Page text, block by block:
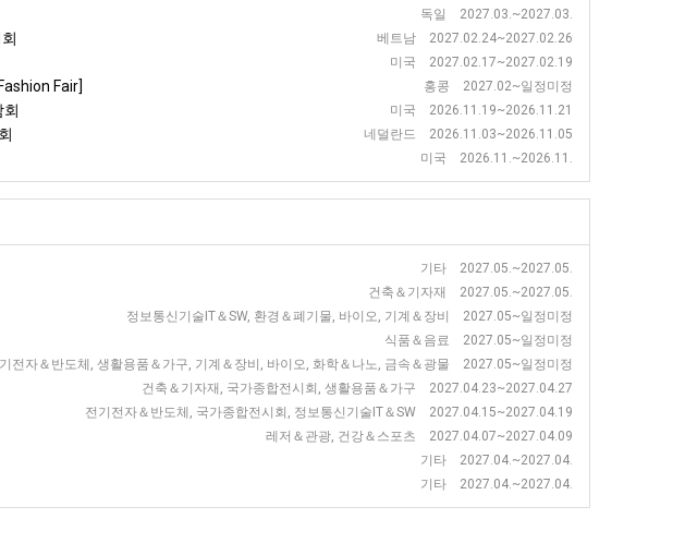
독일 2027.03.~2027.03.
베트남 2027.02.24~2027.02.26
미국 2027.02.17~2027.02.19
홍콩 2027.02~일정미정
Fair]
미국 2026.11.19~2026.11.21
네덜란드 2026.11.03~2026.11.05
미국 2026.11.~2026.11.
기타 2027.05.~2027.05.
건축＆기자재 2027.05.~2027.05.
정보통신기술IT＆SW, 환경＆폐기물, 바이오, 기계＆장비 2027.05~일정미정
식품＆음료 2027.05~일정미정
전자＆반도체, 생활용품＆가구, 기계＆장비, 바이오, 화학＆나노, 금속＆광물 2027.05~일정미정
건축＆기자재, 국가종합전시회, 생활용품＆가구 2027.04.23~2027.04.27
전기전자＆반도체, 국가종합전시회, 정보통신기술IT＆SW 2027.04.15~2027.04.19
레저＆관광, 건강＆스포츠 2027.04.07~2027.04.09
기타 2027.04.~2027.04.
기타 2027.04.~2027.04.